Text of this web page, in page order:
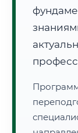
Расчет
• Маршрут
• Экспресс-
📜 Документы и
🔍